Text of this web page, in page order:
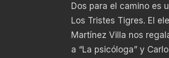
Dos para el camino es
Los Tristes Tigres. El
Martínez Villa nos
a “La psicóloga” y